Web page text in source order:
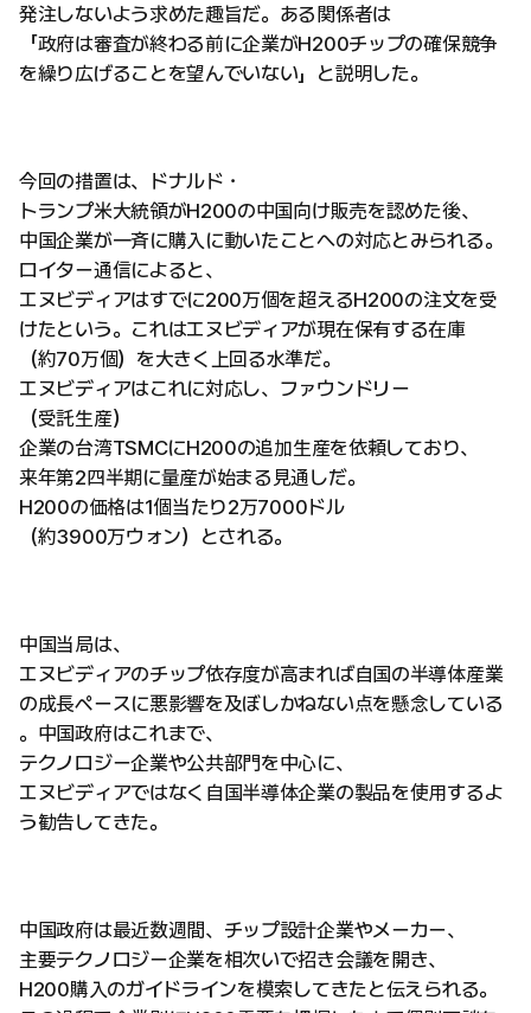
発注しないよう求めた趣旨だ。ある関係者は
「政府は審査が終わる前に企業がH200チップの確保競争
を繰り広げることを望んでいない」と説明した。
今回の措置は、ドナルド・
トランプ米大統領がH200の中国向け販売を認めた後、
中国企業が一斉に購入に動いたことへの対応とみられる。
ロイター通信によると、
エヌビディアはすでに200万個を超えるH200の注文を受
けたという。これはエヌビディアが現在保有する在庫
（約70万個）を大きく上回る水準だ。
エヌビディアはこれに対応し、ファウンドリー
（受託生産）
企業の台湾TSMCにH200の追加生産を依頼しており、
来年第2四半期に量産が始まる見通しだ。
H200の価格は1個当たり2万7000ドル
（約3900万ウォン）とされる。
中国当局は、
エヌビディアのチップ依存度が高まれば自国の半導体産業
の成長ペースに悪影響を及ぼしかねない点を懸念している
。中国政府はこれまで、
テクノロジー企業や公共部門を中心に、
エヌビディアではなく自国半導体企業の製品を使用するよ
う勧告してきた。
中国政府は最近数週間、チップ設計企業やメーカー、
主要テクノロジー企業を相次いで招き会議を開き、
H200購入のガイドラインを模索してきたと伝えられる。